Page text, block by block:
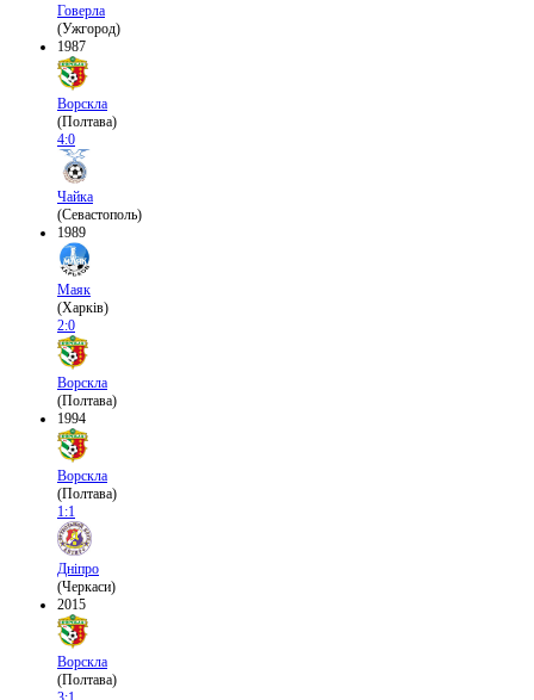
Говерла
(Ужгород)
1987
Ворскла
(Полтава)
4:0
Чайка
(Севастополь)
1989
Маяк
(Харків)
2:0
Ворскла
(Полтава)
1994
Ворскла
(Полтава)
1:1
Дніпро
(Черкаси)
2015
Ворскла
(Полтава)